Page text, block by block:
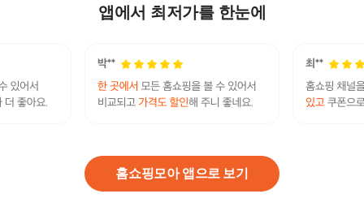
앱에서 최저가를 한눈에
홈쇼핑모아 앱으로 보기
습제 습기제거제
13,290 원
옷장제습제 산도깨비 물도깨비 라벤더 8개입 제습